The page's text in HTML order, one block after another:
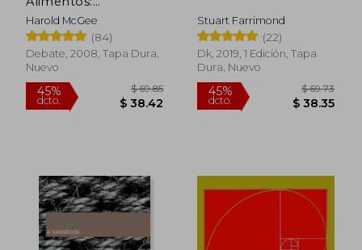
Enciclopedia de la
Ciencia Y La Cultura
de la Comida / On
Food and Cooking
Harold McGee
(84)
Debate, 2008, Tapa Dura,
Nuevo
45%
dcto.
$ 69.85
$ 38.42
Stuart Farrimond
(22)
Dk, 2019, 1 Edición, Tapa
Dura, Nuevo
45%
dcto.